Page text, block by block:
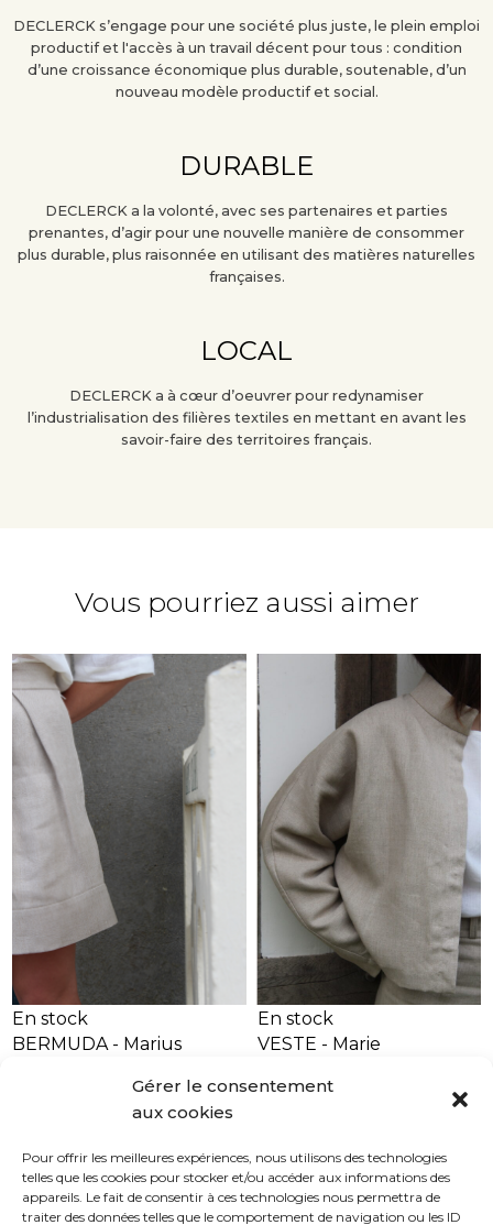
Gérer le consentement
aux cookies
Pour offrir les meilleures expériences, nous utilisons des technologies
telles que les cookies pour stocker et/ou accéder aux informations des
appareils. Le fait de consentir à ces technologies nous permettra de
traiter des données telles que le comportement de navigation ou les ID
DECLERCK s’engage pour une société plus juste, le plein emploi
productif et l'accès à un travail décent pour tous : condition
d’une croissance économique plus durable, soutenable, d’un
nouveau modèle productif et social.
DURABLE
DECLERCK a la volonté, avec ses partenaires et parties
prenantes, d’agir pour une nouvelle manière de consommer
plus durable, plus raisonnée en utilisant des matières naturelles
françaises.
LOCAL
DECLERCK a à cœur d’oeuvrer pour redynamiser
l’industrialisation des filières textiles en mettant en avant les
savoir-faire des territoires français.
Vous pourriez aussi aimer
En stock
BERMUDA - Marius
était :
210,00 €.
est :
105,00 €.
En stock
VESTE - Marie